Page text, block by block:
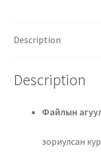
Description
Description
зориулсан